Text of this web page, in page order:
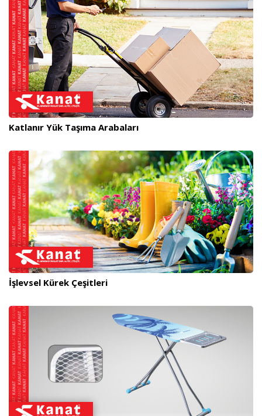
Katlanır Yük Taşıma Arabaları
İşlevsel Kürek Çeşitleri